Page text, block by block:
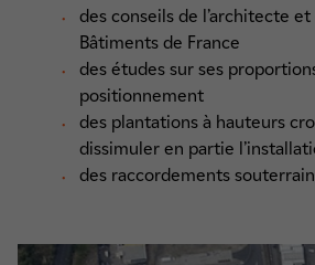
des conseils de l’architecte
Bâtiments de France
des études sur ses
positionnement
des plantations à hauteurs
dissimuler en partie
des raccordements